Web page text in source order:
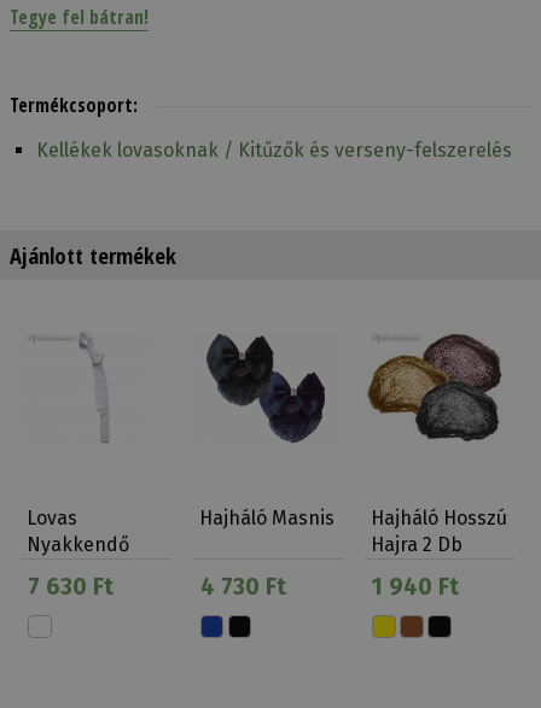
Tegye fel bátran!
Termékcsoport:
Kellékek lovasoknak / Kitűzők és verseny-felszerelés
Ajánlott termékek
Lovas
Nyakkendő
7 630 Ft
Hajháló Masnis
4 730 Ft
Hajháló Hosszú
Hajra 2 Db
1 940 Ft